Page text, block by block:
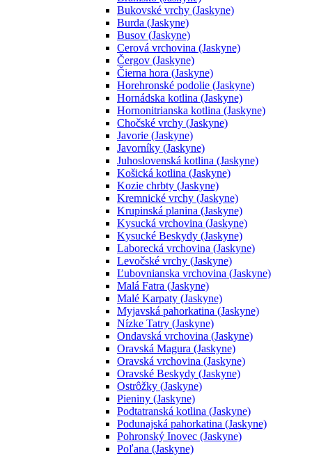
Bukovské vrchy (Jaskyne)
Burda (Jaskyne)
Busov (Jaskyne)
Cerová vrchovina (Jaskyne)
Čergov (Jaskyne)
Čierna hora (Jaskyne)
Horehronské podolie (Jaskyne)
Hornádska kotlina (Jaskyne)
Hornonitrianska kotlina (Jaskyne)
Chočské vrchy (Jaskyne)
Javorie (Jaskyne)
Javorníky (Jaskyne)
Juhoslovenská kotlina (Jaskyne)
Košická kotlina (Jaskyne)
Kozie chrbty (Jaskyne)
Kremnické vrchy (Jaskyne)
Krupinská planina (Jaskyne)
Kysucká vrchovina (Jaskyne)
Kysucké Beskydy (Jaskyne)
Laborecká vrchovina (Jaskyne)
Levočské vrchy (Jaskyne)
Ľubovnianska vrchovina (Jaskyne)
Malá Fatra (Jaskyne)
Malé Karpaty (Jaskyne)
Myjavská pahorkatina (Jaskyne)
Nízke Tatry (Jaskyne)
Ondavská vrchovina (Jaskyne)
Oravská Magura (Jaskyne)
Oravská vrchovina (Jaskyne)
Oravské Beskydy (Jaskyne)
Ostrôžky (Jaskyne)
Pieniny (Jaskyne)
Podtatranská kotlina (Jaskyne)
Podunajská pahorkatina (Jaskyne)
Pohronský Inovec (Jaskyne)
Poľana (Jaskyne)